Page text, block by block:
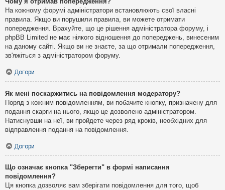
На кожному форумі адміністратори встановлюють свої власні
правила. Якщо ви порушили правила, ви можете отримати
попередження. Врахуйте, що це рішення адміністратора форуму, і
phpBB Limited не має ніякого відношення до попереджень, винесеним
на даному сайті. Якщо ви не знаєте, за що отримали попередження,
зв'яжіться з адміністратором форуму.
Догори
Як мені поскаржитись на повідомлення модератору?
Поряд з кожним повідомленням, ви побачите кнопку, призначену для
подання скарги на нього, якщо це дозволено адміністратором.
Натиснувши на неї, ви пройдете через ряд кроків, необхідних для
відправлення подання на повідомлення.
Догори
Що означає кнопка "Зберегти" в формі написання
повідомлення?
Ця кнопка дозволяє вам зберігати повідомлення для того, щоб